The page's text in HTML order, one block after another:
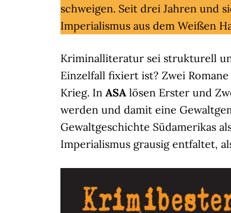
schweigen. Seit drei Jahren und
Imperialismus aus dem Weißen
Kriminalliteratur sei strukturell
Einzelfall fixiert ist? Zwei
Krieg. In ASA lösen Erster und
werden und damit eine
Gewaltgeschichte Südamerikas
Imperialismus grausig entfaltet,